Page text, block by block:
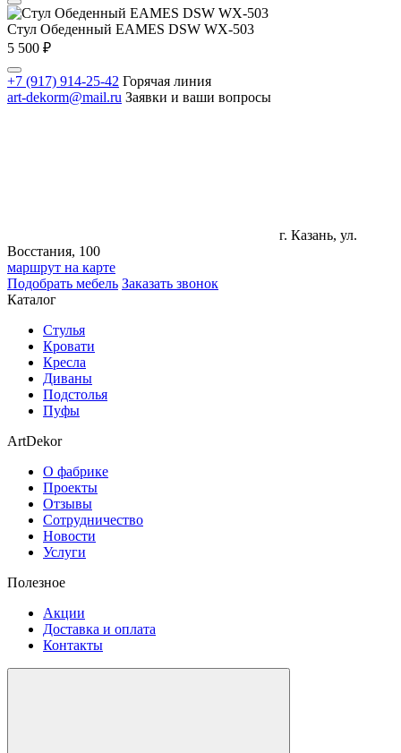
Стул Обеденный EAMES DSW WX-503
5 500 ₽
+7 (917) 914-25-42 Горячая линия
art-dekorm@mail.ru Заявки и ваши вопросы
г. Казань, ул.
Восстания, 100
маршрут на карте
Подобрать мебель Заказать звонок
Каталог
Стулья
Кровати
Кресла
Диваны
Подстолья
Пуфы
ArtDekor
О фабрике
Проекты
Отзывы
Сотрудничество
Новости
Услуги
Полезное
Акции
Доставка и оплата
Контакты